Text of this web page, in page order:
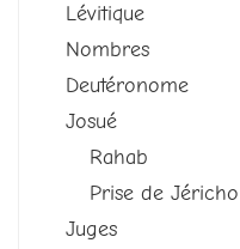
Lévitique
Nombres
Deutéronome
Josué
Rahab
Prise de Jéricho
Juges